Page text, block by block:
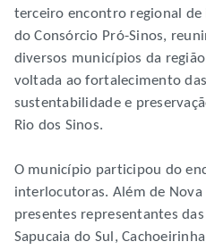
terceiro encontro regional
do Consórcio Pró-Sinos,
diversos municípios da
voltada ao fortalecimento
sustentabilidade e
Rio dos Sinos.
O município participou do
interlocutoras. Além de Nova
presentes representantes
Sapucaia do Sul,